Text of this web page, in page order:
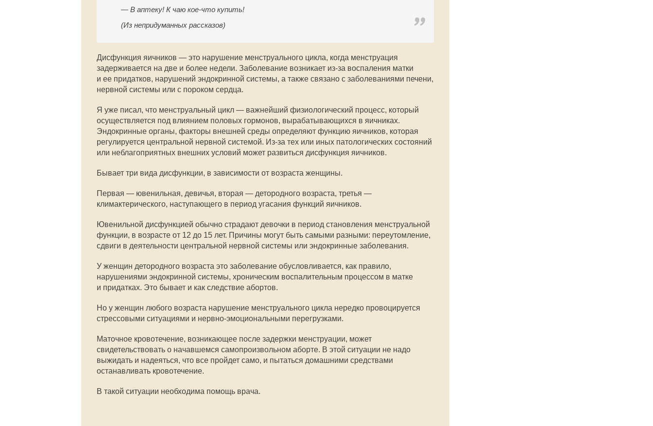
— В аптеку! К чаю кое-что купить!
(Из непридуманных рассказов)
Дисфункция яичников — это нарушение менструального цикла, когда менструация
задерживается на две и более недели. Заболевание возникает из-за воспаления матки
и ее придатков, нарушений эндокринной системы, а также связано с заболеваниями печени,
нервной системы или с пороком сердца.
Я уже писал, что менструальный цикл — важнейший физиологический процесс, который
осуществляется под влиянием половых гормонов, вырабатывающихся в яичниках.
Эндокринные органы, факторы внешней среды определяют функцию яичников, которая
регулируется центральной нервной системой. Из-за тех или иных патологических состояний
или неблагоприятных внешних условий может развиться дисфункция яичников.
Бывает три вида дисфункции, в зависимости от возраста женщины.
Первая — ювенильная, девичья, вторая — детородного возраста, третья —
климактерического, наступающего в период угасания функций яичников.
Ювенильной дисфункцией обычно страдают девочки в период становления менструальной
функции, в возрасте от 12 до 15 лет. Причины могут быть самыми разными: переутомление,
сдвиги в деятельности центральной нервной системы или эндокринные заболевания.
У женщин детородного возраста это заболевание обусловливается, как правило,
нарушениями эндокринной системы, хроническим воспалительным процессом в матке
и придатках. Это бывает и как следствие абортов.
Но у женщин любого возраста нарушение менструального цикла нередко провоцируется
стрессовыми ситуациями и нервно-эмоциональными перегрузками.
Маточное кровотечение, возникающее после задержки менструации, может
свидетельствовать о начавшемся самопроизвольном аборте. В этой ситуации не надо
выжидать и надеяться, что все пройдет само, и пытаться домашними средствами
останавливать кровотечение.
В такой ситуации необходима помощь врача.